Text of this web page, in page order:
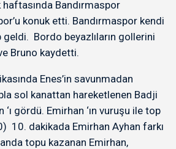
Bandırmaspor
konuk etti. Bandırmaspor kendi
Bordo beyazlıların gollerini
Bruno kaydetti.
Enes’in savunmadan
sol kanattan hareketlenen Badji
gördü. Emirhan ‘ın vuruşu ile top
10. dakikada Emirhan Ayhan farkı
topu kazanan Emirhan,